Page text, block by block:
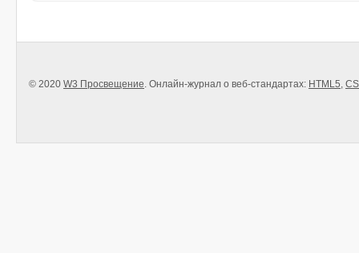
© 2020 W3 Просвещение. Онлайн-журнал о веб-стандартах: HTML5,